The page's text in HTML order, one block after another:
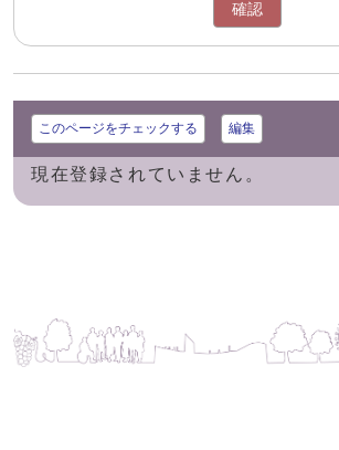
確認
このページをチェックする 編集
現在登録されていません。